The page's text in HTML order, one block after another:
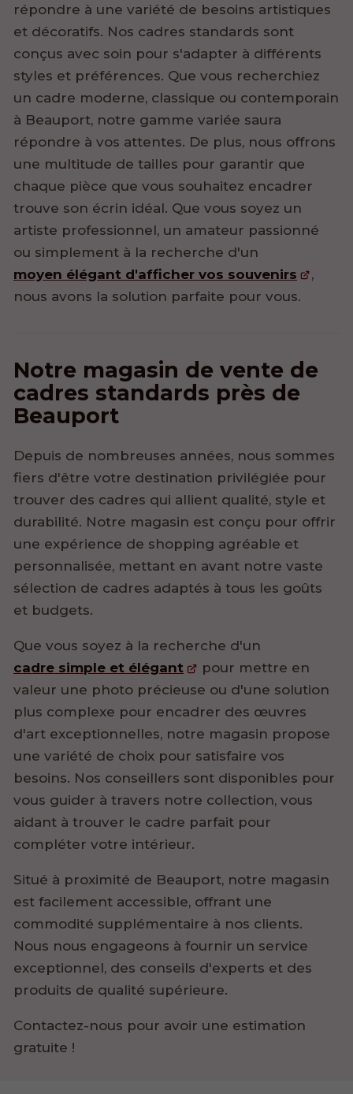
répondre à une variété de besoins artistiques
et décoratifs. Nos cadres standards sont
conçus avec soin pour s'adapter à différents
styles et préférences. Que vous recherchiez
un cadre moderne, classique ou contemporain
à Beauport, notre gamme variée saura
répondre à vos attentes. De plus, nous offrons
une multitude de tailles pour garantir que
chaque pièce que vous souhaitez encadrer
trouve son écrin idéal. Que vous soyez un
artiste professionnel, un amateur passionné
ou simplement à la recherche d'un
moyen élégant d'afficher vos souvenirs
,
nous avons la solution parfaite pour vous.
Notre magasin de vente de
cadres standards près de
Beauport
Depuis de nombreuses années, nous sommes
fiers d'être votre destination privilégiée pour
trouver des cadres qui allient qualité, style et
durabilité. Notre magasin est conçu pour offrir
une expérience de shopping agréable et
personnalisée, mettant en avant notre vaste
sélection de cadres adaptés à tous les goûts
et budgets.
Que vous soyez à la recherche d'un
cadre simple et élégant
pour mettre en
valeur une photo précieuse ou d'une solution
plus complexe pour encadrer des œuvres
d'art exceptionnelles, notre magasin propose
une variété de choix pour satisfaire vos
besoins. Nos conseillers sont disponibles pour
vous guider à travers notre collection, vous
aidant à trouver le cadre parfait pour
compléter votre intérieur.
Situé à proximité de Beauport, notre magasin
est facilement accessible, offrant une
commodité supplémentaire à nos clients.
Nous nous engageons à fournir un service
exceptionnel, des conseils d'experts et des
produits de qualité supérieure.
Contactez-nous pour avoir une estimation
gratuite !